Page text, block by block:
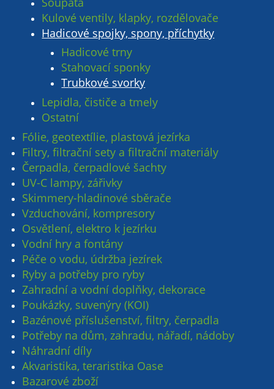
Kulové ventily, klapky, rozdělovače
Hadicové spojky, spony, příchytky
Hadicové trny
Stahovací sponky
Trubkové svorky
Lepidla, čističe a tmely
Ostatní
Fólie, geotextílie, plastová jezírka
Filtry, filtrační sety a filtrační materiály
Čerpadla, čerpadlové šachty
UV-C lampy, zářivky
Skimmery-hladinové sběrače
Vzduchování, kompresory
Osvětlení, elektro k jezírku
Vodní hry a fontány
Péče o vodu, údržba jezírek
Ryby a potřeby pro ryby
Zahradní a vodní doplňky, dekorace
Poukázky, suvenýry (KOI)
Bazénové příslušenství, filtry, čerpadla
Potřeby na dům, zahradu, nářadí, nádoby
Náhradní díly
Akvaristika, teraristika Oase
Bazarové zboží